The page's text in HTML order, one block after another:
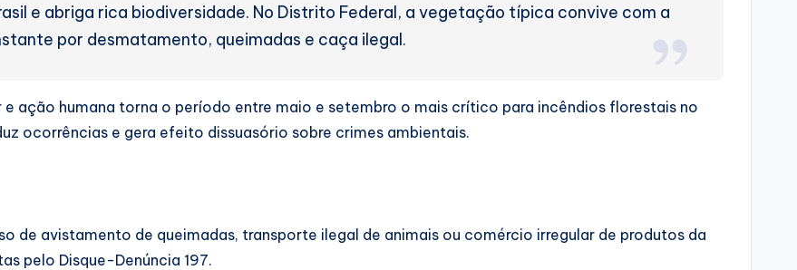
e abriga rica biodiversidade. No Distrito Federal, a vegetação típica convive com a
por desmatamento, queimadas e caça ilegal.
ação humana torna o período entre maio e setembro o mais crítico para incêndios florestais no
ocorrências e gera efeito dissuasório sobre crimes ambientais.
de avistamento de queimadas, transporte ilegal de animais ou comércio irregular de produtos da
pelo Disque-Denúncia 197.